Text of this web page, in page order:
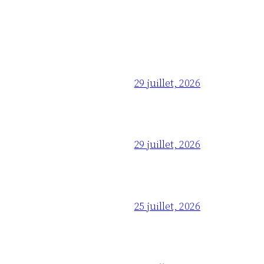
29 juillet, 2026
29 juillet, 2026
25 juillet, 2026